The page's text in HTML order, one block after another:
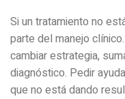
Si un tratamiento no
parte del manejo
cambiar estrategia,
diagnóstico. Pedir
que no está dando